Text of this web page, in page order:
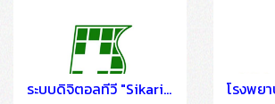
ระบบดิจิตอลทีวี "Sikarin Hospital" ติดตั้งโดย HSTN
โรงพย